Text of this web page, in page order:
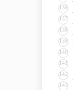
136
137
138
139
140
141
142
143